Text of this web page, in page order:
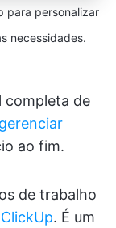
para personalizar
necessidades.
completa de
gerenciar
ao fim.
de trabalho
. É um